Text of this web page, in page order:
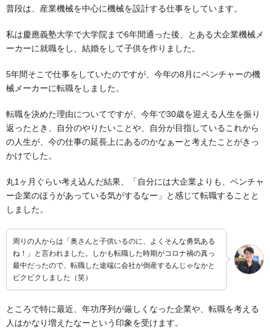
普段は、産業機械を中心に機械を設計する仕事をしています。
私は慶應義塾大学で大学院まで6年間通った後、とある大企業機械メ
ーカーに就職をし、結婚をして子供を作りました。
5年間そこで仕事をしていたのですが、今年の8月にベンチャーの機
械メーカーに転職をしました。
転職を決めた理由についてですが、今年で30歳を迎える人生を振り
返ったとき、自分のやりたいことや、自分が目指しているこれから
の人生が、今の仕事の延長上にあるのかなぁーと考えたことがきっ
かけでした。
丸1ヶ月ぐらい考え込んだ結果、「自分には大企業よりも、ベンチャ
ー企業のほうがあっている気がするなー」と感じて転職することと
しました。
周りの人からは「奥さんと子供いるのに、よくそんな勇気ある
ね！」と言われました。しかも転職した時期がコロナ禍の真っ
最中だったので、転職した途端に会社が倒産するんじゃなかと
ビクビクしました（笑）
ところで特に最近、年功序列が厳しくなった企業や、転職を考える
人はかなり増えたなーという印象を受けます。